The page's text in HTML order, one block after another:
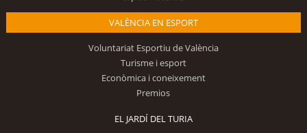
VALÈNCIA EN ESPORT
Voluntariat Esportiu de València
Turisme i esport
Econòmica i coneixement
Premios
EL JARDÍ DEL TURIA